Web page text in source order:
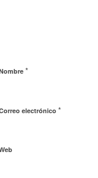
*
electrónico*